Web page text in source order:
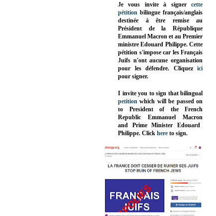
Je vous invite à signer cette
pétition bilingue français/anglais
destinée à être remise au
Président de la République
Emmanuel Macron et au Premier
ministre Edouard Philippe. Cette
pétition s'impose car les Français
Juifs n'ont aucune organisation
pour les défendre. Cliquez
ici
pour signer.
I invite you to sign that bilingual
petition which will be passed on
to President of the French
Republic Emmanuel Macron
and Prime Minister Edouard
Philippe. Click here to sign.